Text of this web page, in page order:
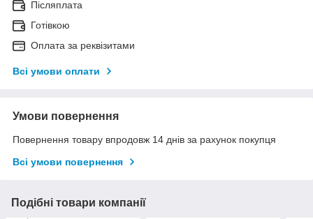
Післяплата
Готівкою
Оплата за реквізитами
Всі умови оплати
Умови повернення
Повернення товару впродовж 14 днів за рахунок покупця
Всі умови повернення
Подібні товари компанії